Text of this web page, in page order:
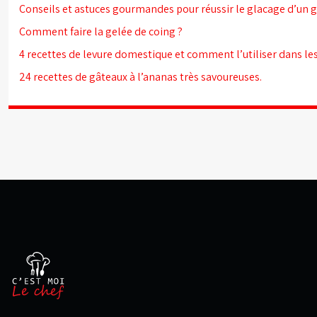
Conseils et astuces gourmandes pour réussir le glacage d’un
Comment faire la gelée de coing ?
4 recettes de levure domestique et comment l’utiliser dans
24 recettes de gâteaux à l’ananas très savoureuses.